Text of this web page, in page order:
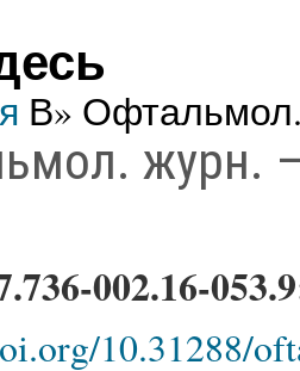
В»
журн.
002.16-
10.31288/